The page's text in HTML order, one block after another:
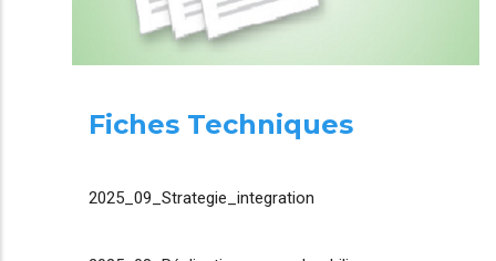
Fiches Techniques
2025_09_Strategie_integration